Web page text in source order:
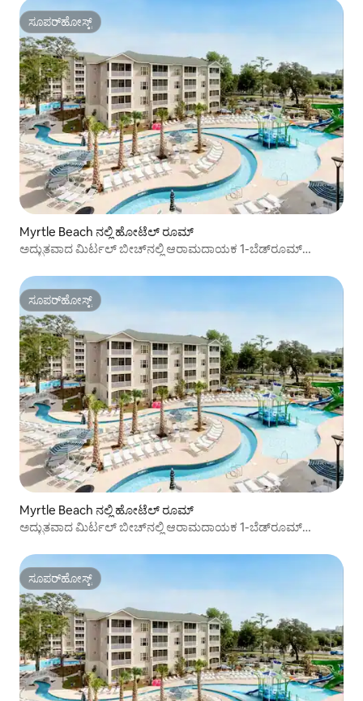
ಸೂಪರ್‌ಹೋಸ್ಟ್
ಸೂಪರ್‌ಹೋಸ್ಟ್
Myrtle Beach ನಲ್ಲಿ ಹೋಟೆಲ್ ರೂಮ್
ಅದ್ಭುತವಾದ ಮಿರ್ಟಲ್ ಬೀಚ್‌ನಲ್ಲಿ ಆರಾಮದಾಯಕ 1-ಬೆಡ್‌ರೂಮ್
ಸೂಪರ್‌ಹೋಸ್ಟ್
ಸೂಪರ್‌ಹೋಸ್ಟ್
Myrtle Beach ನಲ್ಲಿ ಹೋಟೆಲ್ ರೂಮ್
ಅದ್ಭುತವಾದ ಮಿರ್ಟಲ್ ಬೀಚ್‌ನಲ್ಲಿ ಆರಾಮದಾಯಕ 1-ಬೆಡ್‌ರೂಮ್
ಸೂಪರ್‌ಹೋಸ್ಟ್
ಸೂಪರ್‌ಹೋಸ್ಟ್